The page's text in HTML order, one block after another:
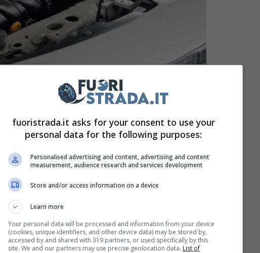
sono trainate del tutto da modelli come
non esagerate, che la clientela ha
arriverà con una veste del tutto nuova nel
il restyling, che ha ricevuto commenti
Molto presto,arriverà anche un nuovo
in grado di far breccia sui desideri dei clienti.
ad emergere dettagli interessanti.
avrà un motore termico
fuoristrada.it asks for your consent to use your
personal data for the following purposes:
Personalised advertising and content, advertising and content
measurement, audience research and services development
Store and/or access information on a device
Learn more
Your personal data will be processed and information from your device
(cookies, unique identifiers, and other device data) may be stored by,
accessed by and shared with 319 partners, or used specifically by this
site. We and our partners may use precise geolocation data. List of